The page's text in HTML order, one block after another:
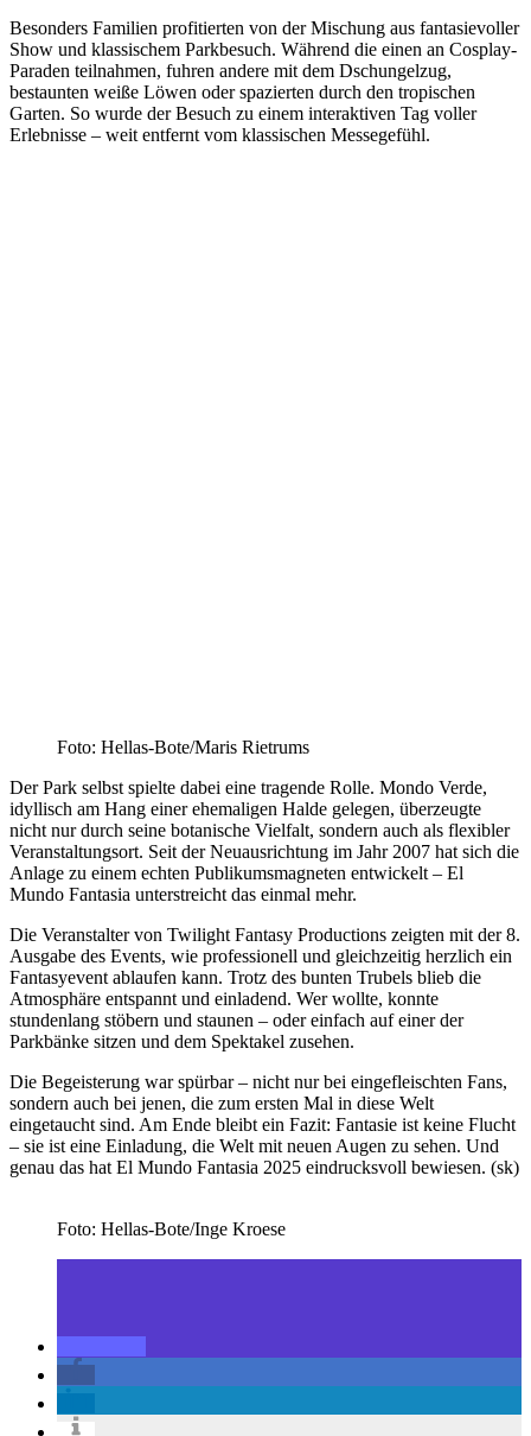
Besonders Familien profitierten von der Mischung aus fantasievoller
Show und klassischem Parkbesuch. Während die einen an Cosplay-
Paraden teilnahmen, fuhren andere mit dem Dschungelzug,
bestaunten weiße Löwen oder spazierten durch den tropischen
Garten. So wurde der Besuch zu einem interaktiven Tag voller
Erlebnisse – weit entfernt vom klassischen Messegefühl.
Foto: Hellas-Bote/Maris Rietrums
Der Park selbst spielte dabei eine tragende Rolle. Mondo Verde,
idyllisch am Hang einer ehemaligen Halde gelegen, überzeugte
nicht nur durch seine botanische Vielfalt, sondern auch als flexibler
Veranstaltungsort. Seit der Neuausrichtung im Jahr 2007 hat sich die
Anlage zu einem echten Publikumsmagneten entwickelt – El
Mundo Fantasia unterstreicht das einmal mehr.
Die Veranstalter von Twilight Fantasy Productions zeigten mit der 8.
Ausgabe des Events, wie professionell und gleichzeitig herzlich ein
Fantasyevent ablaufen kann. Trotz des bunten Trubels blieb die
Atmosphäre entspannt und einladend. Wer wollte, konnte
stundenlang stöbern und staunen – oder einfach auf einer der
Parkbänke sitzen und dem Spektakel zusehen.
Die Begeisterung war spürbar – nicht nur bei eingefleischten Fans,
sondern auch bei jenen, die zum ersten Mal in diese Welt
eingetaucht sind. Am Ende bleibt ein Fazit: Fantasie ist keine Flucht
– sie ist eine Einladung, die Welt mit neuen Augen zu sehen. Und
genau das hat El Mundo Fantasia 2025 eindrucksvoll bewiesen. (sk)
Foto: Hellas-Bote/Inge Kroese